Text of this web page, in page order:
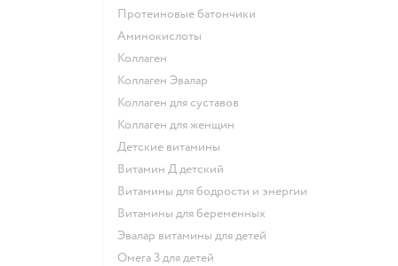
Протеиновые батончики
Аминокислоты
Коллаген
Коллаген Эвалар
Коллаген для суставов
Коллаген для женщин
Детские витамины
Витамин Д детский
Витамины для бодрости и энергии
Витамины для беременных
Эвалар витамины для детей
Омега 3 для детей